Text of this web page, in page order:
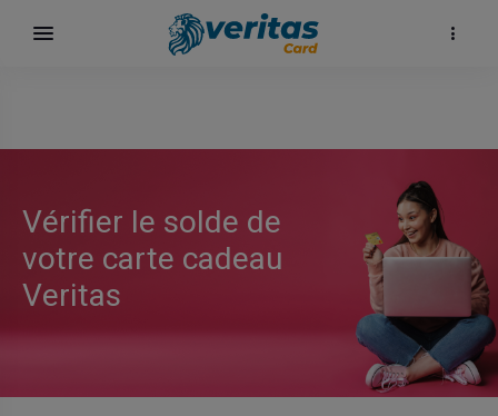
Vérifier le solde de
votre carte cadeau
Veritas